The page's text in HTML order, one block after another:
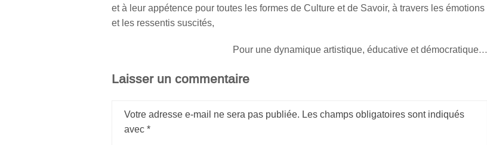
et à leur appétence pour toutes les formes de Culture et de Savoir, à travers les émotions
et les ressentis suscités,
Pour une dynamique artistique, éducative et démocratique…
Laisser un commentaire
Votre adresse e-mail ne sera pas publiée. Les champs obligatoires sont indiqués
avec *